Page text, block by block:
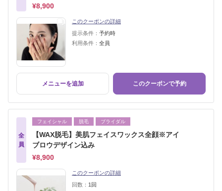
¥8,900
このクーポンの詳細
提示条件： 予約時
利用条件： 全員
メニューを追加 このクーポンで予約
全
員
フェイシャル 脱毛 ブライダル
【WAX脱毛】美肌フェイスワックス全顔※アイ
ブロウデザイン込み
¥8,900
このクーポンの詳細
回数： 1回